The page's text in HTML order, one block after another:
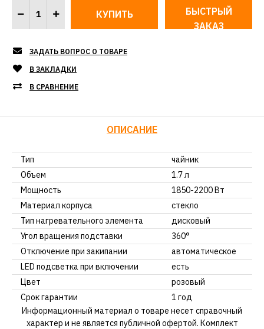
БЫСТРЫЙ
ЗАКАЗ
ЗАДАТЬ ВОПРОС О ТОВАРЕ
В ЗАКЛАДКИ
В СРАВНЕНИЕ
ОПИСАНИЕ
Тип
чайник
Объем
1.7 л
Мощность
1850-2200 Вт
Материал корпуса
стекло
Тип нагревательного элемента
дисковый
Угол вращения подставки
360°
Отключение при закипании
автоматическое
LED подсветка при включении
есть
Цвет
розовый
Срок гарантии
1 год
Информационный материал о товаре несет справочный
характер и не является публичной офертой. Комплект